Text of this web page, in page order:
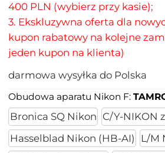
400 PLN (wybierz przy kasie);
3. Ekskluzywna oferta dla
kupon rabatowy na kolejne
jeden kupon na klienta)
darmowa wysyłka do Polska
Obudowa aparatu Nikon F:
Bronica SQ Nikon C/Y-NIKON
Hasselblad Nikon (HB-AI)
L/M